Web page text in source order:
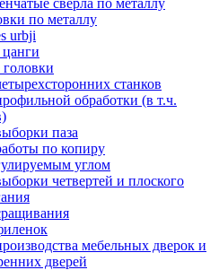
сверла по металлу
по металлу
urbji
станков
обработки (в т.ч.
паза
по копиру
углом
четвертей и плоского
мебельных дверок и
дверей